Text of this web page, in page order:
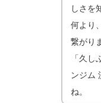
しさを
何より
繋がり
「久し
ンジム
ね。